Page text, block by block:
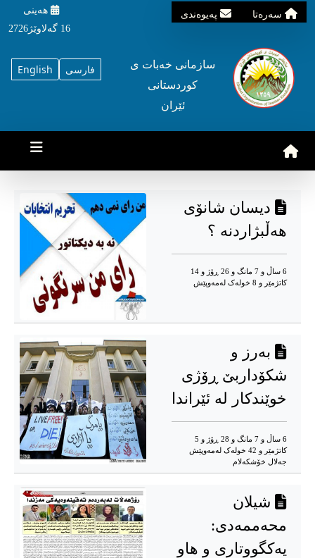
سه‌ره‌تا په‌یوه‌ندی
هه‌ینی
16 گه‌لاوێژ2726
English فارسی
سازمانی خه‌بات ی
کوردستانی
ئێران
دیسان شانۆی
هەڵبژاردنە ؟
6 ساڵ و 7 مانگ و 26 ڕۆژ و 14
کاتژمێر و 8 خوله‌ک له‌مه‌وپێش‌
به‌رز و
شکۆداربێ ڕۆژی
خوێندکار له‌ ئێراندا
6 ساڵ و 7 مانگ و 28 ڕۆژ و 5
کاتژمێر و 42 خوله‌ک له‌مه‌وپێش‌
جه‌لال خۆشکه‌لام
شیلان
محەممەدی:
یەکگووتاری و هاو